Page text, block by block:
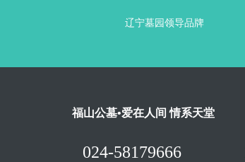
辽宁墓园领导品牌
福山公墓•爱在人间 情系天堂
024-58179666